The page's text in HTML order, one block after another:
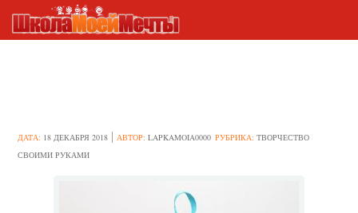
ДАТА: 18 ДЕКАБРЯ 2018 АВТОР:LAPKAMOIA0000 РУБРИКА:ТВОРЧЕСТВО
СВОИМИ РУКАМИ